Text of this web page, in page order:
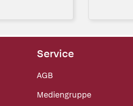
Service
AGB
Mediengruppe